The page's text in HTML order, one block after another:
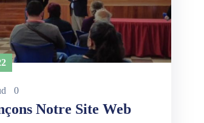
0
Notre Site Web